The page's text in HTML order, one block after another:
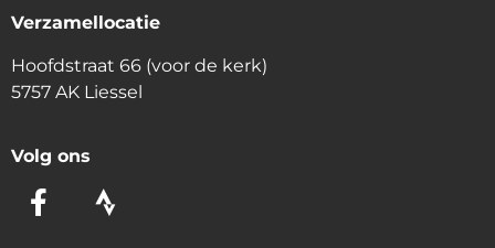
Verzamellocatie
Hoofdstraat 66 (voor de kerk)
5757 AK Liessel
Volg ons